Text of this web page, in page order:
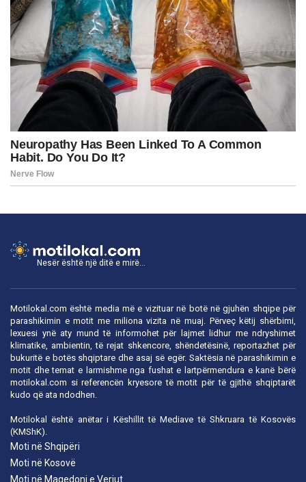
Nesër është një ditë e mirë...
Motilokal.com është media më e vizituar në botë në gjuhën shqipe për
parashikimin e motit me miliona vizita në muaj. Përveç këtij shërbimi,
lexuesi ynë aty mund të informohet për lajmet lidhur me ndryshimet
klimatike, ambientin, të rejat shkencore, shëndetësinë, reportazhet për
bukuritë e botës shqiptare dhe asaj së egër. Saktësia në parashikimin e
motit dhe temat e larmishme nga fushat e lartpërmendura e kanë bërë
motilokal.com si referencën kryesore të motit për të gjithë shqiptarët
kudo që ata ndodhen.
Motilokal është anëtar i Këshillit të Mediave të Shkruara të Kosovës
(KMShK).
Moti në Shqipëri
Moti në Kosovë
Moti në Maqedoni e Veriut